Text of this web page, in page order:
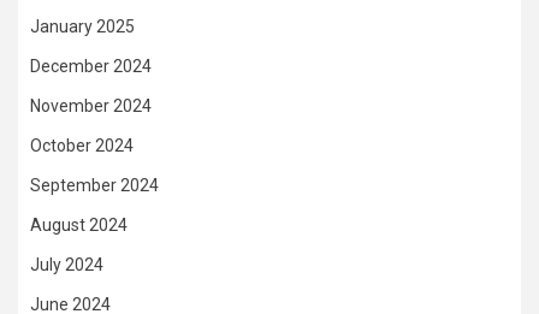
January 2025
December 2024
November 2024
October 2024
September 2024
August 2024
July 2024
June 2024